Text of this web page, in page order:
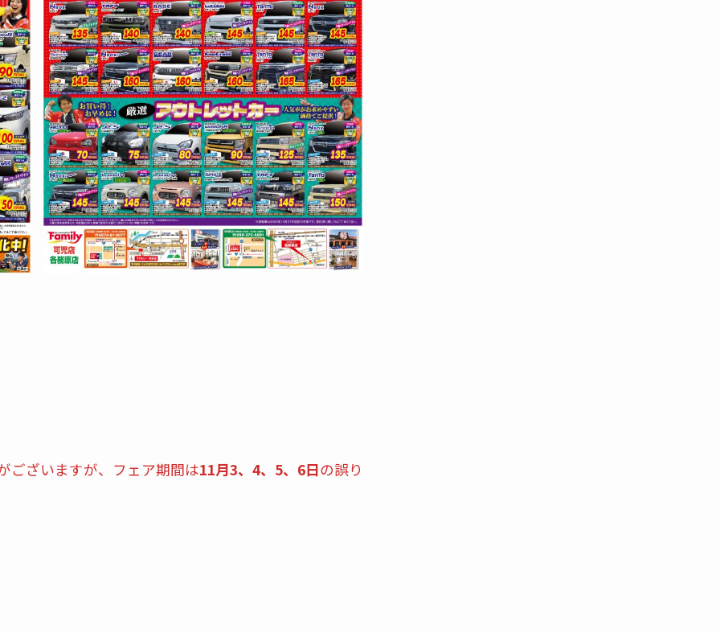
ございますが、フェア期間は11月3、4、5、6日の誤り